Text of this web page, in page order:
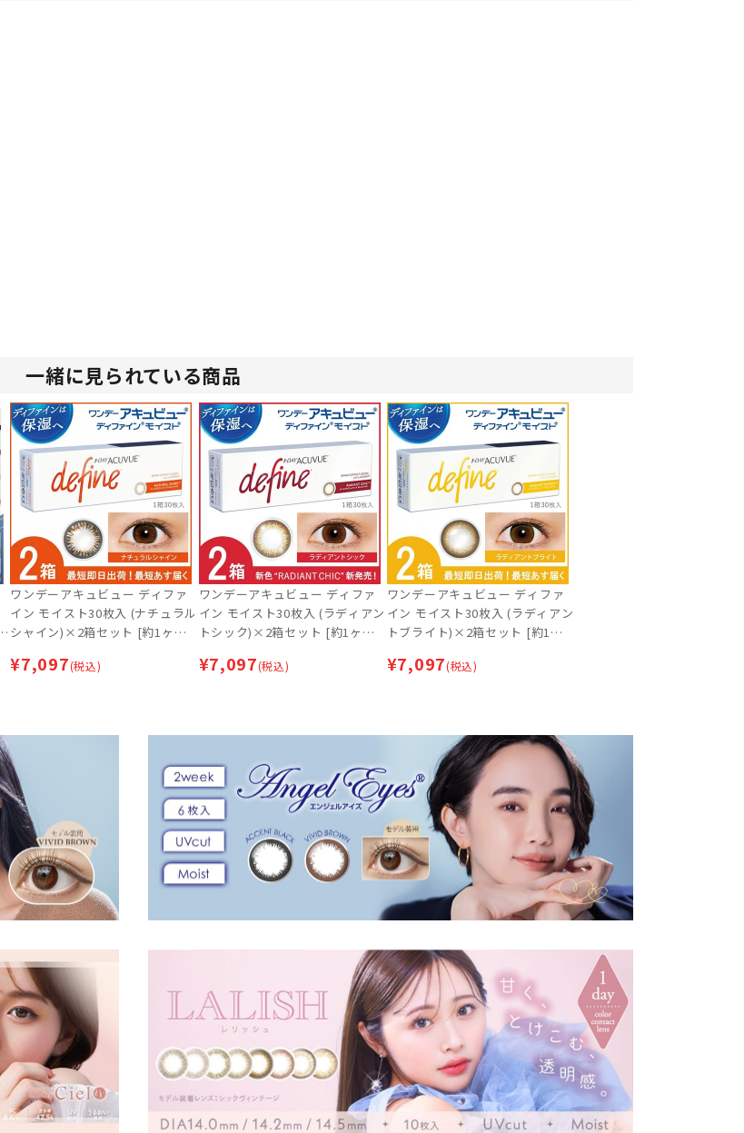
一緒に見られている商品
ワンデーアキュビュー ディファ
イン モイスト30枚入 (ナチュラル
シャイン)×2箱セット [約1ヶ月
ークルレンズ
¥7,097(税込)
ワンデーアキュビュー ディファ
イン モイスト30枚入 (ラディアン
トシック)×2箱セット [約1ヶ月
ークルレンズ
¥7,097(税込)
ワンデーアキュビュー ディファ
イン モイスト30枚入 (ラディアン
トブライト)×2箱セット [約1ヶ
サークルレンズ
¥7,097(税込)